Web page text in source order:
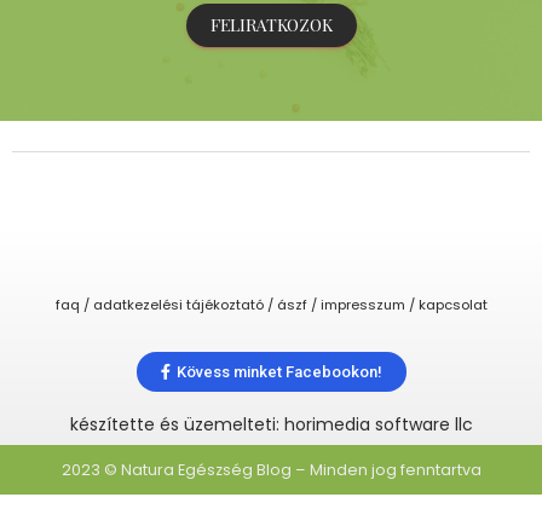
FELIRATKOZOK
faq / adatkezelési tájékoztató / ászf / impresszum / kapcsolat
Kövess minket Facebookon!
készítette és üzemelteti: horimedia software llc
2023 © Natura Egészség Blog – Minden jog fenntartva